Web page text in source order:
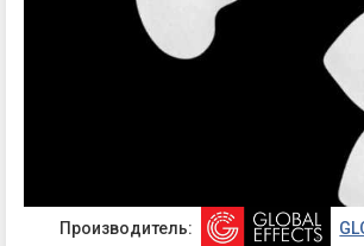
Производитель: